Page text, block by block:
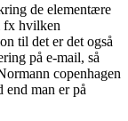
de elementære
fx hvilken
til det er det også
på e-mail, så
copenhagen
end man er på